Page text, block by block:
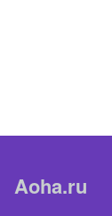
Aoha.ru